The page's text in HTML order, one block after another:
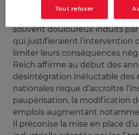
employée au cours de la
renvoyer aux bouleversements
souvent douloureux induits
qui justifieraient l’intervention
limiter leurs conséquences
Reich affirme au début des
désintégration inéluctable des
nationales risque d’accroître
paupérisation, la modification
emplois augmentant
Il préconise la mise en place
Tout refuser